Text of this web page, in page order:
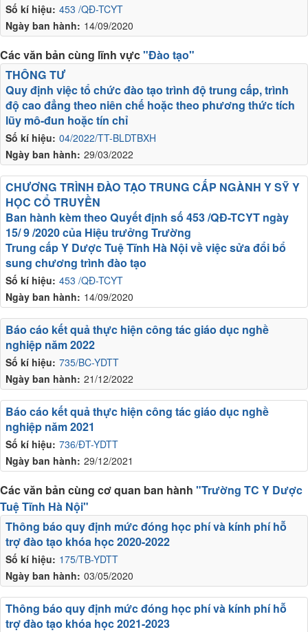
Số kí hiệu: 453 /QĐ-TCYT
Ngày ban hành: 14/09/2020
Các văn bản cùng lĩnh vực"Đào tạo"
Số kí hiệu: 04/2022/TT-BLDTBXH
Ngày ban hành: 29/03/2022
THÔNG TƯ
Quy định việc tổ chức đào tạo trình độ trung cấp, trình
độ cao đẳng theo niên chế hoặc theo phương thức tích
lũy mô-đun hoặc tín chỉ
Số kí hiệu: 453 /QĐ-TCYT
Ngày ban hành: 14/09/2020
CHƯƠNG TRÌNH ĐÀO TẠO TRUNG CẤP NGÀNH Y SỸ Y
HỌC CỔ TRUYỀN
Ban hành kèm theo Quyết định số 453 /QĐ-TCYT ngày
15/ 9 /2020 của Hiệu trưởng Trường
Trung cấp Y Dược Tuệ Tĩnh Hà Nội về việc sửa đổi bổ
sung chương trình đào tạo
Số kí hiệu: 735/BC-YDTT
Ngày ban hành: 21/12/2022
Báo cáo kết quả thực hiện công tác giáo dục nghề
nghiệp năm 2022
Số kí hiệu: 736/ĐT-YDTT
Ngày ban hành: 29/12/2021
Báo cáo kết quả thực hiện công tác giáo dục nghề
nghiệp năm 2021
Các văn bản cùng cơ quan ban hành "Trường TC Y Dược
Tuệ Tĩnh Hà Nội"
Số kí hiệu: 175/TB-YDTT
Ngày ban hành: 03/05/2020
Thông báo quy định mức đóng học phí và kính phí hỗ
trợ đào tạo khóa học 2020-2022
Thông báo quy định mức đóng học phí và kính phí hỗ
trợ đào tạo khóa học 2021-2023